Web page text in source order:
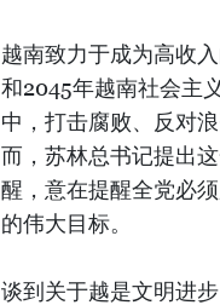
越南致力于成为高收
和2045年越南社会主
中，打击腐败、反对
而，苏林总书记提出
醒，意在提醒全党必
的伟大目标。
谈到关于越是文明进